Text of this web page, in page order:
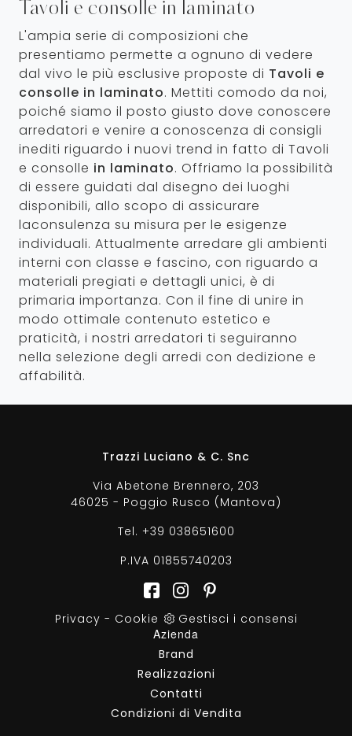
Tavoli e consolle in laminato
L'ampia serie di composizioni che
presentiamo permette a ognuno di vedere
dal vivo le più esclusive proposte di Tavoli e
consolle in laminato. Mettiti comodo da noi,
poiché siamo il posto giusto dove conoscere
arredatori e venire a conoscenza di consigli
inediti riguardo i nuovi trend in fatto di Tavoli
e consolle in laminato. Offriamo la possibilità
di essere guidati dal disegno dei luoghi
disponibili, allo scopo di assicurare
laconsulenza su misura per le esigenze
individuali. Attualmente arredare gli ambienti
interni con classe e fascino, con riguardo a
materiali pregiati e dettagli unici, è di
primaria importanza. Con il fine di unire in
modo ottimale contenuto estetico e
praticità, i nostri arredatori ti seguiranno
nella selezione degli arredi con dedizione e
affabilità.
Trazzi Luciano & C. Snc
Via Abetone Brennero, 203
46025 - Poggio Rusco (Mantova)
Tel. +39 038651600
P.IVA 01855740203
Privacy - Cookie
Gestisci i consensi
Azienda
Brand
Realizzazioni
Contatti
Condizioni di Vendita